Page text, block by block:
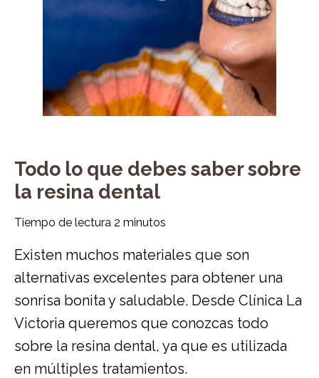
Todo lo que debes saber sobre
la resina dental
Tiempo de lectura 2 minutos
Existen muchos materiales que son
alternativas excelentes para obtener una
sonrisa bonita y saludable. Desde Clínica La
Victoria queremos que conozcas todo
sobre la resina dental, ya que es utilizada
en múltiples tratamientos.